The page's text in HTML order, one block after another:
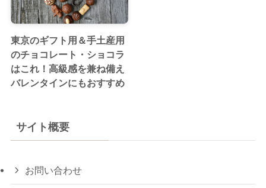
東京のギフト用＆手土産用
のチョコレート・ショコラ
はこれ！高級感を兼ね備え
バレンタインにもおすすめ
サイト概要
お問い合わせ